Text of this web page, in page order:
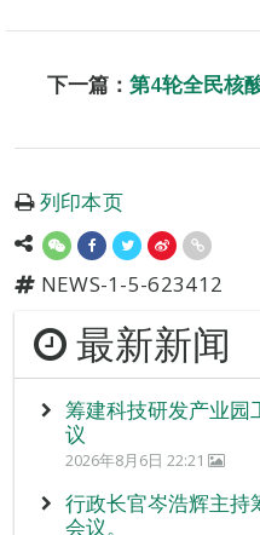
下一篇： 第4轮全民核
列印本页
NEWS-1-5-623412
最新新闻
筹建科技研发产业园
议
2026年8月6日 22:21
行政长官岑浩辉主持
会议。